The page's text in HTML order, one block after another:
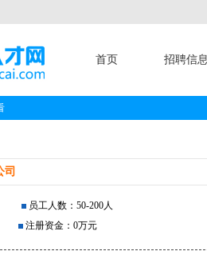
首页 招聘信息
司
业
员工人数：50-200人
注册资金：0万元